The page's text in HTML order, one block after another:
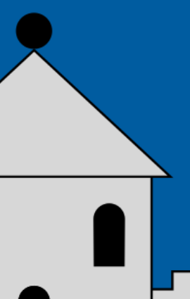
is tudunk vagy
hogy ezen a